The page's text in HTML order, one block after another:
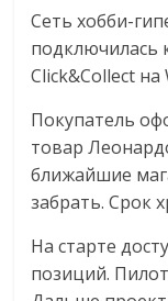
Commerce,
ритейле,
технологиях,
соцсетях.
Нам
важно,
знать
как
Сеть хобби-
подключилась
Click&Collect на
Покупатель
товар
ближайшие
забрать. Срок
На старте
позиций.